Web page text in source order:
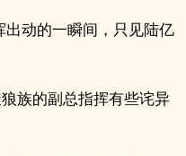
动的一瞬间，只见陆亿
族的副总指挥有些诧异